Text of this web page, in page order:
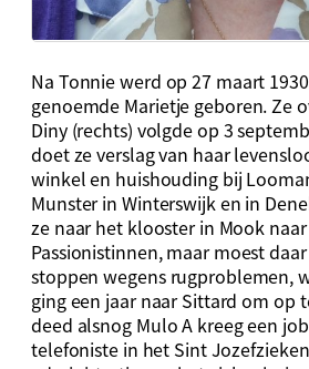
Na Tonnie werd op 27 maart
genoemde Marietje geboren. Ze
Diny (rechts) volgde op 3
doet ze verslag van haar
winkel en huishouding bij
Munster in Winterswijk en in
ze naar het klooster in Mook
Passionistinnen, maar moest
stoppen wegens rugproblemen,
ging een jaar naar Sittard om op
deed alsnog Mulo A kreeg een
telefoniste in het Sint